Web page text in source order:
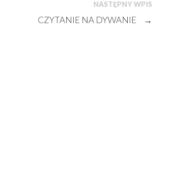
NASTĘPNY WPIS
CZYTANIE NA DYWANIE →